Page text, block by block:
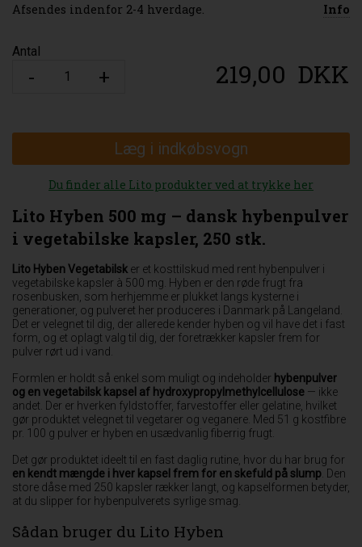
Afsendes indenfor 2-4 hverdage. Info
Antal
219,00 DKK
Læg i indkøbsvogn
Du finder alle Lito produkter ved at trykke her
Lito Hyben 500 mg – dansk hybenpulver
i vegetabilske kapsler, 250 stk.
Lito Hyben Vegetabilsk er et kosttilskud med rent hybenpulver i
vegetabilske kapsler à 500 mg. Hyben er den røde frugt fra
rosenbusken, som herhjemme er plukket langs kysterne i
generationer, og pulveret her produceres i Danmark på Langeland.
Det er velegnet til dig, der allerede kender hyben og vil have det i fast
form, og et oplagt valg til dig, der foretrækker kapsler frem for
pulver rørt ud i vand.
Formlen er holdt så enkel som muligt og indeholder hybenpulver
og en vegetabilsk kapsel af hydroxypropylmethylcellulose — ikke
andet. Der er hverken fyldstoffer, farvestoffer eller gelatine, hvilket
gør produktet velegnet til vegetarer og veganere. Med 51 g kostfibre
pr. 100 g pulver er hyben en usædvanlig fiberrig frugt.
Det gør produktet ideelt til en fast daglig rutine, hvor du har brug for
en kendt mængde i hver kapsel frem for en skefuld på slump . Den
store dåse med 250 kapsler rækker langt, og kapselformen betyder,
at du slipper for hybenpulverets syrlige smag.
Sådan bruger du Lito Hyben